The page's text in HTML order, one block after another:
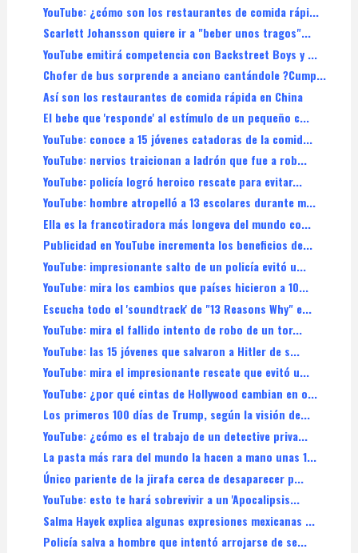
YouTube: ¿cómo son los restaurantes de comida rápi...
Scarlett Johansson quiere ir a "beber unos tragos"...
YouTube emitirá competencia con Backstreet Boys y ...
Chofer de bus sorprende a anciano cantándole ?Cump...
Así son los restaurantes de comida rápida en China
El bebe que 'responde' al estímulo de un pequeño c...
YouTube: conoce a 15 jóvenes catadoras de la comid...
YouTube: nervios traicionan a ladrón que fue a rob...
YouTube: policía logró heroico rescate para evitar...
YouTube: hombre atropelló a 13 escolares durante m...
Ella es la francotiradora más longeva del mundo co...
Publicidad en YouTube incrementa los beneficios de...
YouTube: impresionante salto de un policía evitó u...
YouTube: mira los cambios que países hicieron a 10...
Escucha todo el 'soundtrack' de "13 Reasons Why" e...
YouTube: mira el fallido intento de robo de un tor...
YouTube: las 15 jóvenes que salvaron a Hitler de s...
YouTube: mira el impresionante rescate que evitó u...
YouTube: ¿por qué cintas de Hollywood cambian en o...
Los primeros 100 días de Trump, según la visión de...
YouTube: ¿cómo es el trabajo de un detective priva...
La pasta más rara del mundo la hacen a mano unas 1...
Único pariente de la jirafa cerca de desaparecer p...
YouTube: esto te hará sobrevivir a un 'Apocalipsis...
Salma Hayek explica algunas expresiones mexicanas ...
Policía salva a hombre que intentó arrojarse de se...